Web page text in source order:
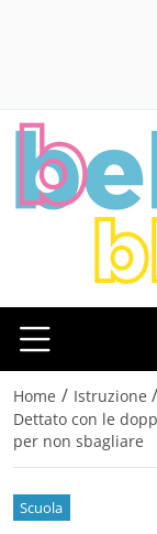
Home / Istruzione /
Dettato con le
per non sbagliare
Scuola